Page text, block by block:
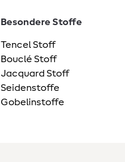
Besondere Stoffe
Tencel Stoff
Bouclé Stoff
Jacquard Stoff
Seidenstoffe
Gobelinstoffe